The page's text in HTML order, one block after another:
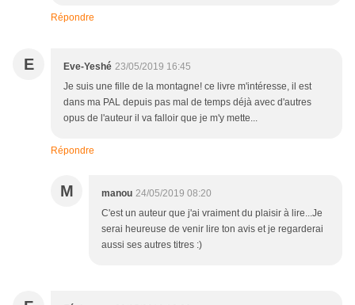
Répondre
E Eve-Yeshé 23/05/2019 16:45
Je suis une fille de la montagne! ce livre m'intéresse, il est
dans ma PAL depuis pas mal de temps déjà avec d'autres
opus de l'auteur il va falloir que je m'y mette...
Répondre
M manou 24/05/2019 08:20
C'est un auteur que j'ai vraiment du plaisir à lire...Je
serai heureuse de venir lire ton avis et je regarderai
aussi ses autres titres :)